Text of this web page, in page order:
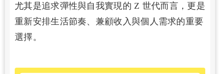
尤其是追求彈性與自我實現的 Z 世代而言，更是
重新安排生活節奏、兼顧收入與個人需求的重要
選擇。